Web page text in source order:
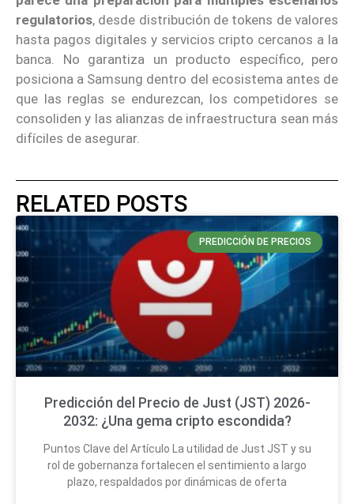
regulatorios, desde distribución de tokens de valores
hasta pagos digitales y servicios cripto cercanos a la
banca. No garantiza un producto específico, pero
posiciona a Samsung dentro del ecosistema antes de
que las reglas se endurezcan, los competidores se
consoliden y las alianzas de infraestructura sean más
difíciles de asegurar.
RELATED POSTS
PREDICCIÓN DE PRECIOS
Predicción del Precio de Just (JST) 2026-
2032: ¿Una gema cripto escondida?
Puntos Clave del Artículo La utilidad de Just JST y su
rol de gobernanza fortalecen el sentimiento a largo
plazo, respaldados por dinámicas de oferta